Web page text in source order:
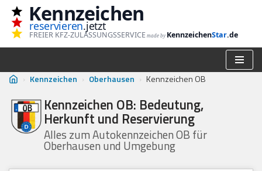
Zum
Inhalt
Kennzeichen
reservieren.jetzt
FREIER KFZ-ZULASSUNGSSERVICE made by KennzeichenStar.de
› Kennzeichen › Oberhausen › Kennzeichen OB
Kennzeichen OB: Bedeutung,
Herkunft und Reservierung
Alles zum Autokennzeichen OB für
Oberhausen und Umgebung